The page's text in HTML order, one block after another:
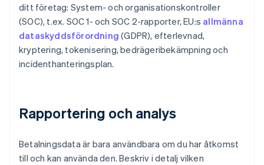
ditt företag: System- och organisationskontroller
(SOC), t.ex. SOC 1- och SOC 2-rapporter, EU:s allmänna
dataskyddsförordning (GDPR), efterlevnad,
kryptering, tokenisering, bedrägeribekämpning och
incidenthanteringsplan.
Rapportering och analys
Betalningsdata är bara användbara om du har åtkomst
till och kan använda den. Beskriv i detalj vilken